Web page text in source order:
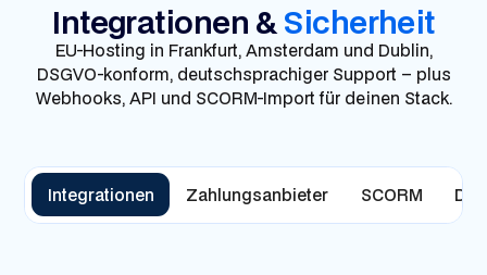
Integrationen &Sicherheit
EU-Hosting in Frankfurt, Amsterdam und Dublin,
DSGVO-konform, deutschsprachiger Support – plus
Webhooks, API und SCORM-Import für deinen Stack.
Integrationen Zahlungsanbieter SCORM